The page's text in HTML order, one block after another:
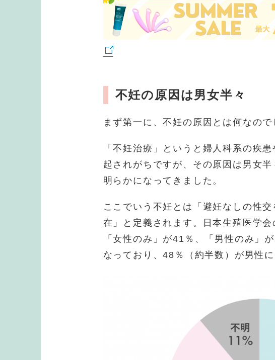
不妊の原因は男女半々
まず第一に、不妊の原因とは何なので
「不妊治療」というと婦人科系の疾
起されがちですが、その原因は男女
明らかになってきました。
ここでいう不妊とは「避妊なしの性
在」と定義されます。日本生殖医学
「女性のみ」が41％、「男性のみ」
なっており、48％（約半数）が男性